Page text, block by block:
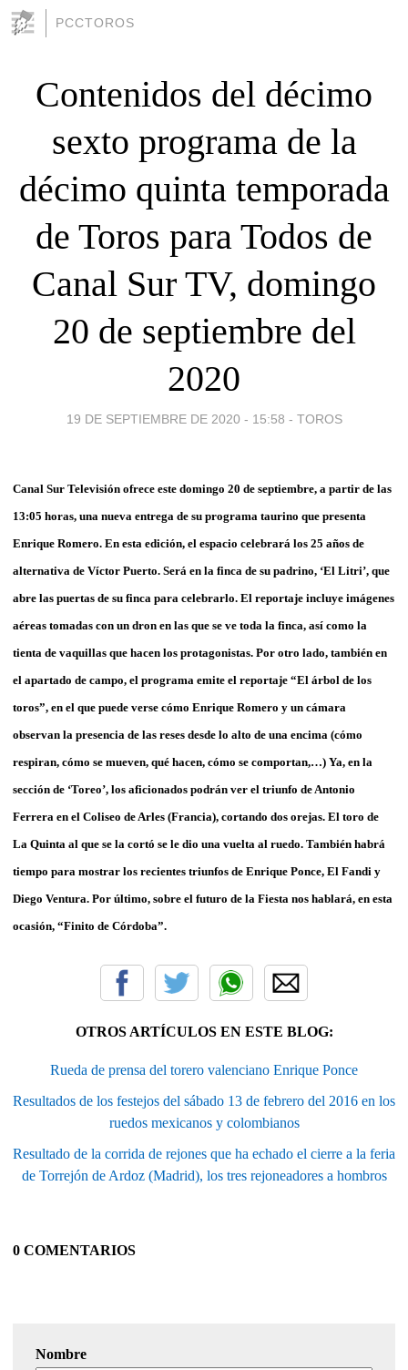
PCCTOROS
Contenidos del décimo
sexto programa de la
décimo quinta temporada
de Toros para Todos de
Canal Sur TV, domingo
20 de septiembre del
2020
19 DE SEPTIEMBRE DE 2020 - 15:58 - TOROS
Canal Sur Televisión ofrece este domingo 20 de septiembre, a partir de las
13:05 horas, una nueva entrega de su programa taurino que presenta
Enrique Romero. En esta edición, el espacio celebrará los 25 años de
alternativa de Víctor Puerto. Será en la finca de su padrino, ‘El Litri’, que
abre las puertas de su finca para celebrarlo. El reportaje incluye imágenes
aéreas tomadas con un dron en las que se ve toda la finca, así como la
tienta de vaquillas que hacen los protagonistas. Por otro lado, también en
el apartado de campo, el programa emite el reportaje “El árbol de los
toros”, en el que puede verse cómo Enrique Romero y un cámara
observan la presencia de las reses desde lo alto de una encima (cómo
respiran, cómo se mueven, qué hacen, cómo se comportan,…) Ya, en la
sección de ‘Toreo’, los aficionados podrán ver el triunfo de Antonio
Ferrera en el Coliseo de Arles (Francia), cortando dos orejas. El toro de
La Quinta al que se la cortó se le dio una vuelta al ruedo. También habrá
tiempo para mostrar los recientes triunfos de Enrique Ponce, El Fandi y
Diego Ventura. Por último, sobre el futuro de la Fiesta nos hablará, en esta
ocasión, “Finito de Córdoba”.
OTROS ARTÍCULOS EN ESTE BLOG:
Rueda de prensa del torero valenciano Enrique Ponce
Resultados de los festejos del sábado 13 de febrero del 2016 en los
ruedos mexicanos y colombianos
Resultado de la corrida de rejones que ha echado el cierre a la feria
de Torrejón de Ardoz (Madrid), los tres rejoneadores a hombros
0 COMENTARIOS
Nombre